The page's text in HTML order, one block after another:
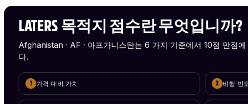
LATERS 목적지 점수란 무엇입니까?
Afghanistan · AF · 아프가니스탄는 6 가지 기준에서 10점 만점
다.
1 가격 대비 가치 2 비행 빈